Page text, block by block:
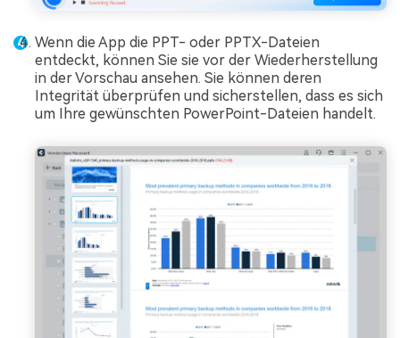
Wenn die App die PPT- oder PPTX-Dateien
entdeckt, können Sie sie vor der Wiederherstellung
in der Vorschau ansehen. Sie können deren
Integrität überprüfen und sicherstellen, dass es sich
um Ihre gewünschten PowerPoint-Dateien handelt.